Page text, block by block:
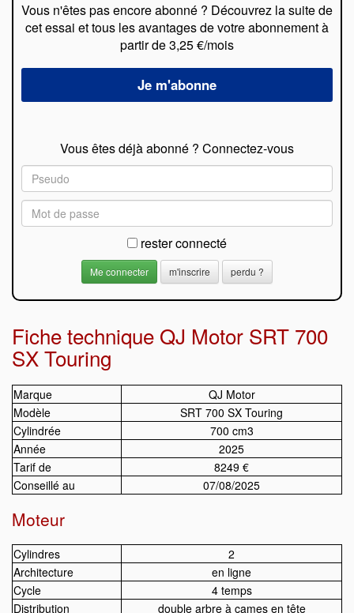
Vous n'êtes pas encore abonné ? Découvrez la suite de
cet essai et tous les avantages de votre abonnement à
partir de 3,25 €/mois
Vous êtes déjà abonné ? Connectez-vous
rester connecté
m'inscrire perdu ?
Fiche technique QJ Motor SRT 700
SX Touring
Marque
QJ Motor
Modèle
SRT 700 SX Touring
Cylindrée
700 cm3
Année
2025
Tarif de
8249 €
Conseillé au
07/08/2025
Moteur
Cylindres
2
Architecture
en ligne
Cycle
4 temps
Distribution
double arbre à cames en tête